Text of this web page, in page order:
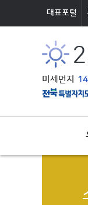
대표포털
미세먼지